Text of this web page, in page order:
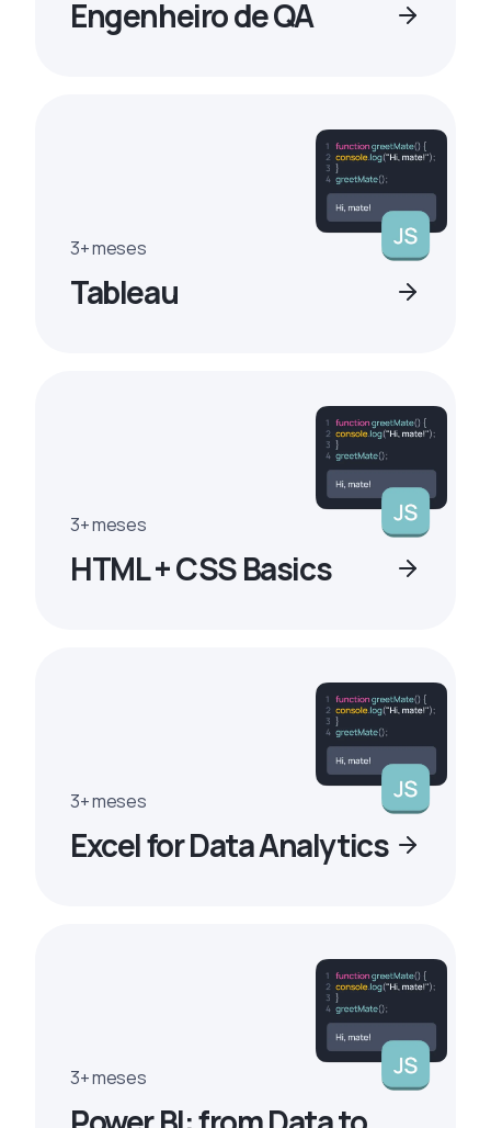
Engenheiro de QA
3+ meses
Tableau
3+ meses
HTML + CSS Basics
3+ meses
Excel for Data Analytics
3+ meses